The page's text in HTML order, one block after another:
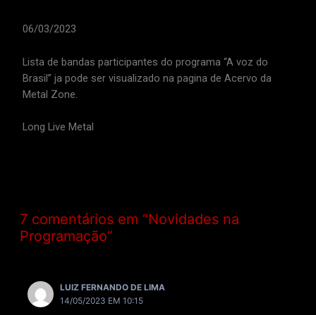
06/03/2023
Lista de bandas participantes do programa “A voz do
Brasil” ja pode ser visualizado na pagina de Acervo da
Metal Zone.
Long Live Metal
7 comentários em “Novidades na
Programação”
LUIZ FERNANDO DE LIMA
14/05/2023 EM 10:15